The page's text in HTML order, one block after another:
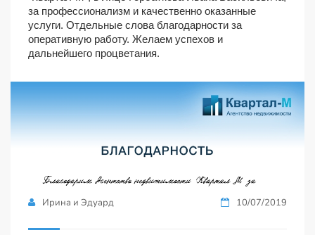
за профессионализм и качественно оказанные
услуги. Отдельные слова благодарности за
оперативную работу. Желаем успехов и
дальнейшего процветания.
Ирина и Эдуард 10/07/2019